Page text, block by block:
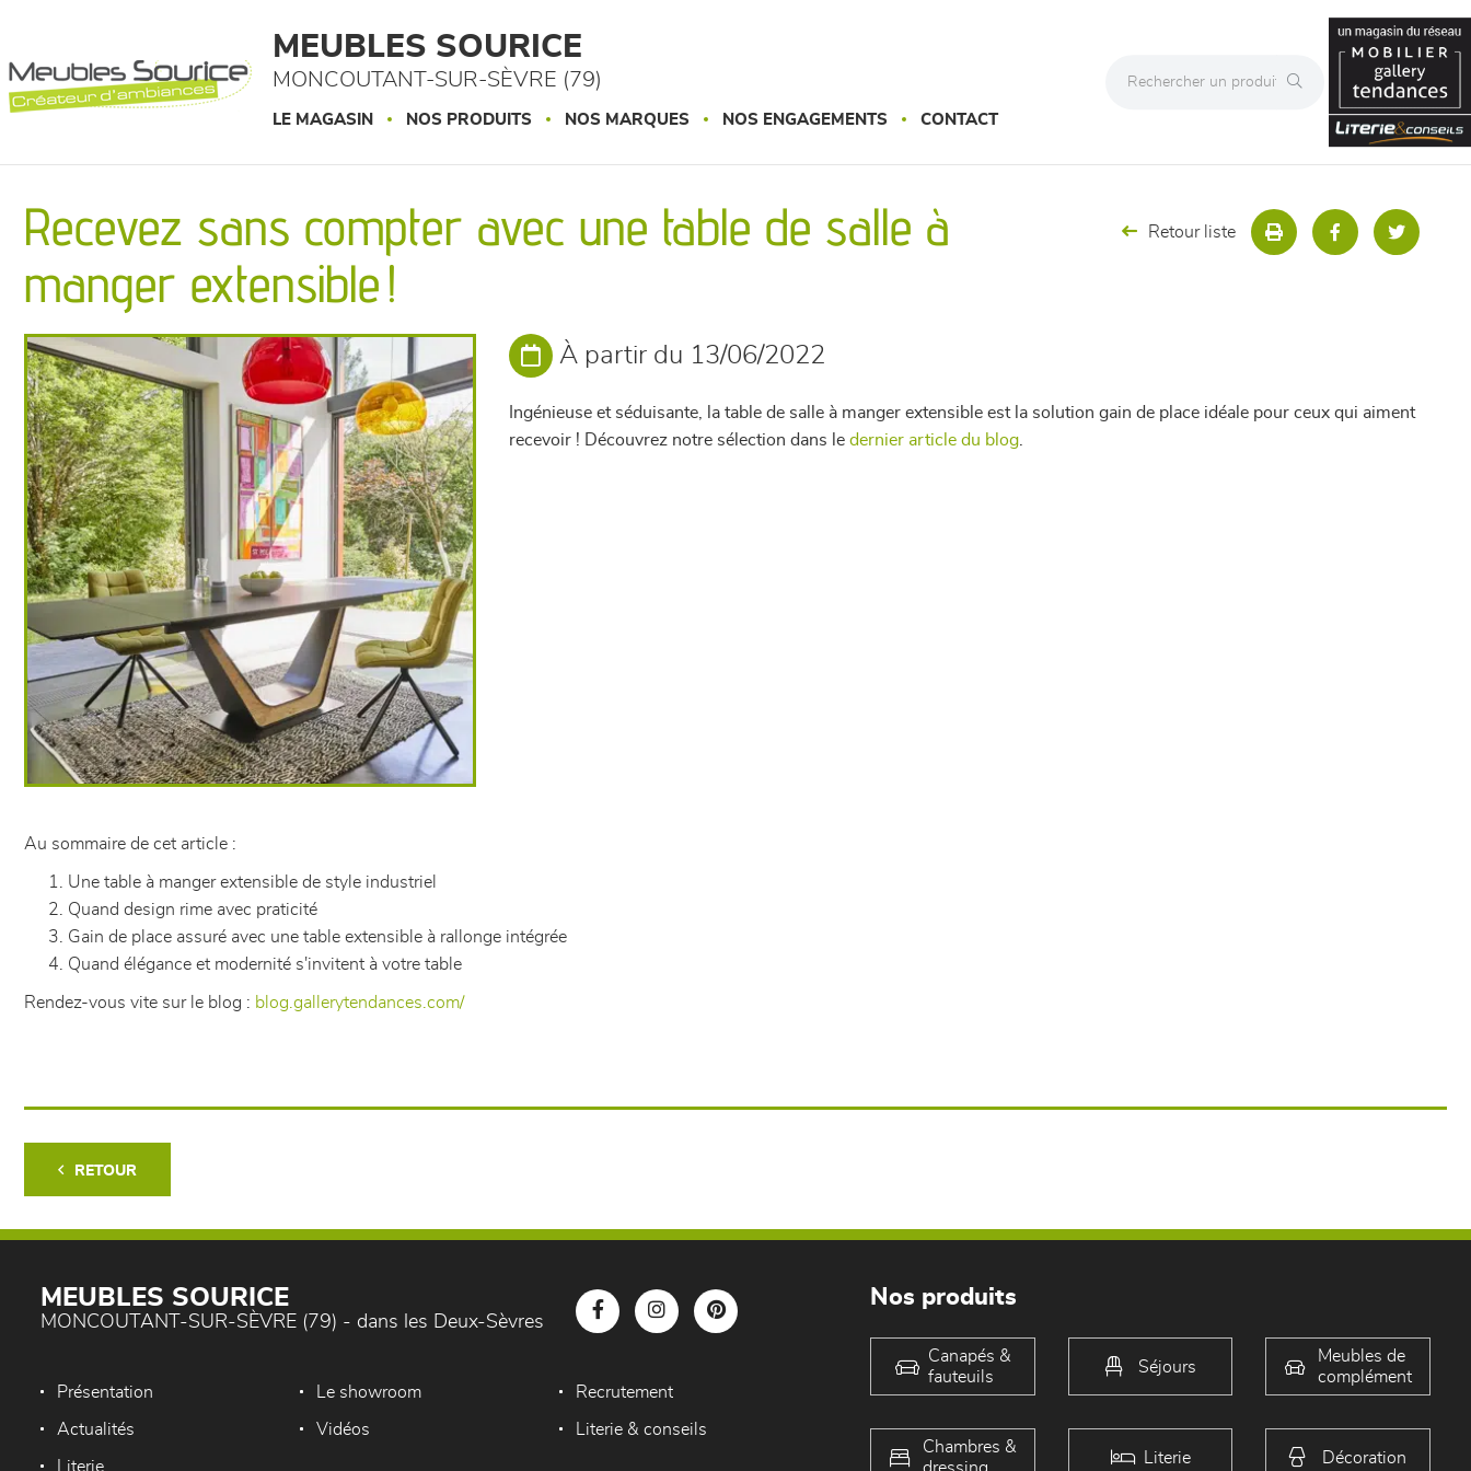
MEUBLES SOURICE
MONCOUTANT-SUR-SÈVRE (79)
LE MAGASIN NOS PRODUITS NOS MARQUES NOS ENGAGEMENTS CONTACT
Recevez sans compter avec une table de salle à
manger extensible !
Retour liste
À partir du 13/06/2022
Ingénieuse et séduisante, la table de salle à manger extensible est la solution gain de place idéale pour ceux qui aiment
recevoir ! Découvrez notre sélection dans ledernier article du blog
Au sommaire de cet article :
Une table à manger extensible de style industriel
Quand design rime avec praticité
Gain de place assuré avec une table extensible à rallonge intégrée
Quand élégance et modernité s'invitent à votre table
Rendez-vous vite sur le blog : blog.gallerytendances.com/
RETOUR
MEUBLES SOURICE
MONCOUTANT-SUR-SÈVRE (79) - dans les Deux-Sèvres
Présentation Le showroom Recrutement
Actualités Vidéos Literie & conseils
Literie
Nos produits
Canapés &
fauteuils
Séjours
Meubles de
complément
Chambres &
dressing
Literie Décoration